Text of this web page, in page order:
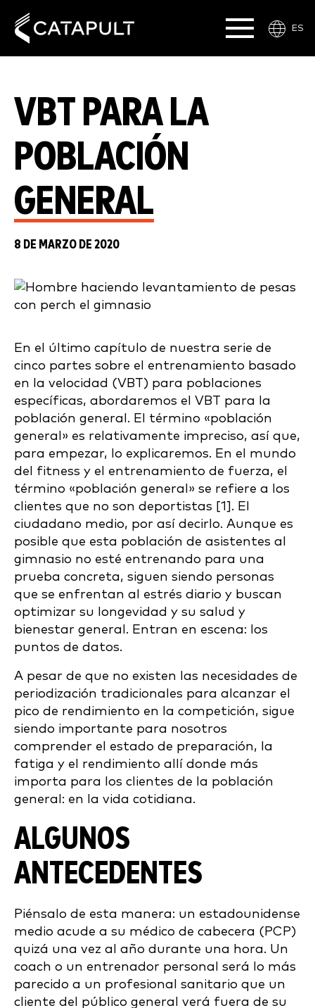
ES
VBT PARA LA
POBLACIÓN
GENERAL
8 DE MARZO DE 2020
En el último capítulo de nuestra serie de
cinco partes sobre el entrenamiento basado
en la velocidad (VBT) para poblaciones
específicas, abordaremos el VBT para la
población general. El término «población
general» es relativamente impreciso, así que,
para empezar, lo explicaremos. En el mundo
del fitness y el entrenamiento de fuerza, el
término «población general» se refiere a los
clientes que no son deportistas [1]. El
ciudadano medio, por así decirlo. Aunque es
posible que esta población de asistentes al
gimnasio no esté entrenando para una
prueba concreta, siguen siendo personas
que se enfrentan al estrés diario y buscan
optimizar su longevidad y su salud y
bienestar general. Entran en escena: los
puntos de datos.
A pesar de que no existen las necesidades de
periodización tradicionales para alcanzar el
pico de rendimiento en la competición, sigue
siendo importante para nosotros
comprender el estado de preparación, la
fatiga y el rendimiento allí donde más
importa para los clientes de la población
general: en la vida cotidiana.
ALGUNOS
ANTECEDENTES
Piénsalo de esta manera: un estadounidense
medio acude a su médico de cabecera (PCP)
quizá una vez al año durante una hora. Un
coach o un entrenador personal será lo más
parecido a un profesional sanitario que un
cliente del público general verá fuera de su